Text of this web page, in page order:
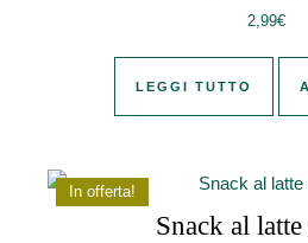
2,99€
LEGGI TUTTO
In offerta!
Snack al